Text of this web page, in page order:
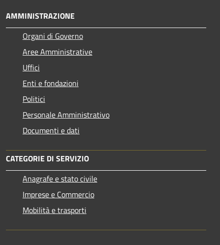
AMMINISTRAZIONE
Organi di Governo
Aree Amministrative
Uffici
Enti e fondazioni
Politici
Personale Amministrativo
Documenti e dati
CATEGORIE DI SERVIZIO
Anagrafe e stato civile
Imprese e Commercio
Mobilità e trasporti